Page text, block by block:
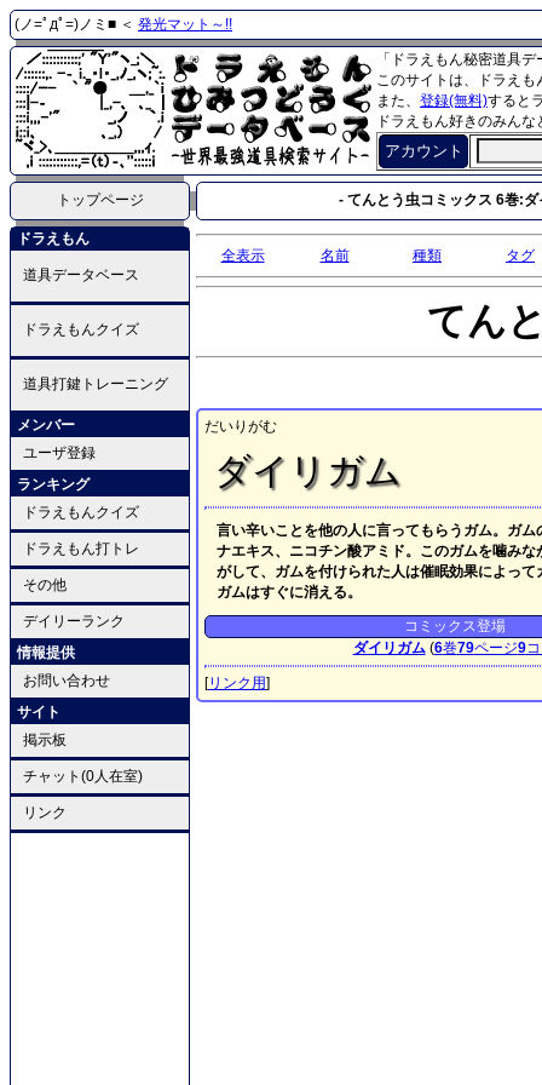
(ノ=ﾟдﾟ=)ノミ■ ＜ 発光マット～!!
「ドラえもん秘密道具
このサイトは、ドラえ
また、 登録(無料)すると
ドラえもん好きのみん
アカウント
トップページ - てんとう虫コミックス 6巻:ダ
ドラえもん
道具データベース
ドラえもんクイズ
道具打鍵トレーニング
メンバー
ユーザ登録
ランキング
ドラえもんクイズ
ドラえもん打トレ
その他
デイリーランク
情報提供
お問い合わせ
サイト
掲示板
チャット(0人在室)
リンク
全表示 名前 種類 タグ
てん
だいりがむ
ダイリガム
言い辛いことを他の人に言ってもらうガム。ガ
ナエキス、ニコチン酸アミド。このガムを噛み
がして、ガムを付けられた人は催眠効果によっ
ガムはすぐに消える。
コミックス登場
ダイリガム(6巻79ページ9
[リンク用]